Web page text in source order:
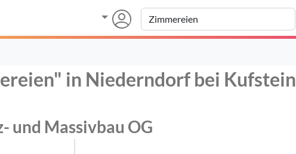
in Niederndorf bei Kufstein
und Massivbau OG